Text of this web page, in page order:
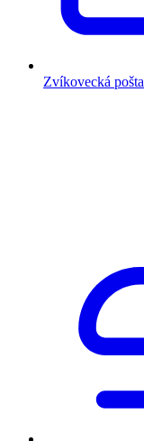
Zvíkovecká pošta